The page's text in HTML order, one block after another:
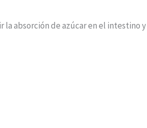
la absorción de azúcar en el intestino